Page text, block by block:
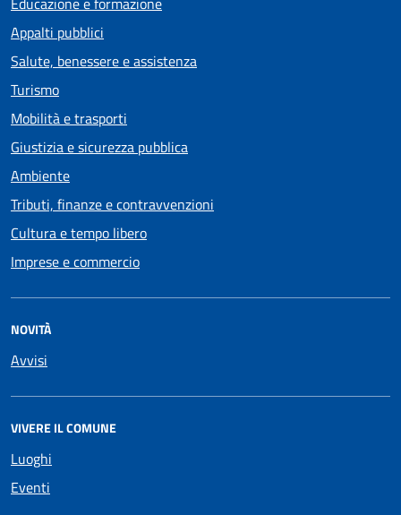
Appalti pubblici
Salute, benessere e assistenza
Turismo
Mobilità e trasporti
Giustizia e sicurezza pubblica
Ambiente
Tributi, finanze e contravvenzioni
Cultura e tempo libero
Imprese e commercio
NOVITÀ
Avvisi
VIVERE IL COMUNE
Luoghi
Eventi